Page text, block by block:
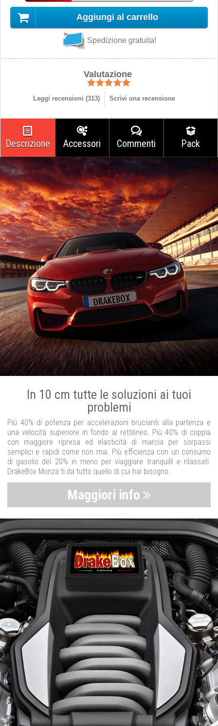
Aggiungi al carrello
Spedizione gratuita!
Valutazione
Leggi recensioni (313) Scrivi una recensione
Descrizione Accessori Commenti Pack
In 10 cm tutte le soluzioni ai tuoi
problemi
Più 40% di potenza per accelerazioni brucianti alla partenza e
una velocità superiore in fondo al rettilineo. Più 40% di coppia
con maggiore ripresa ed elasticità di marcia per sorpassi
semplici e rapidi come non mai. Più efficienza con un consumo
di gasolio del 20% in meno per viaggiare tranquilli e rilassati.
DrakeBox Monza ti da tutto quello di cui hai bisogno.
Maggiori info